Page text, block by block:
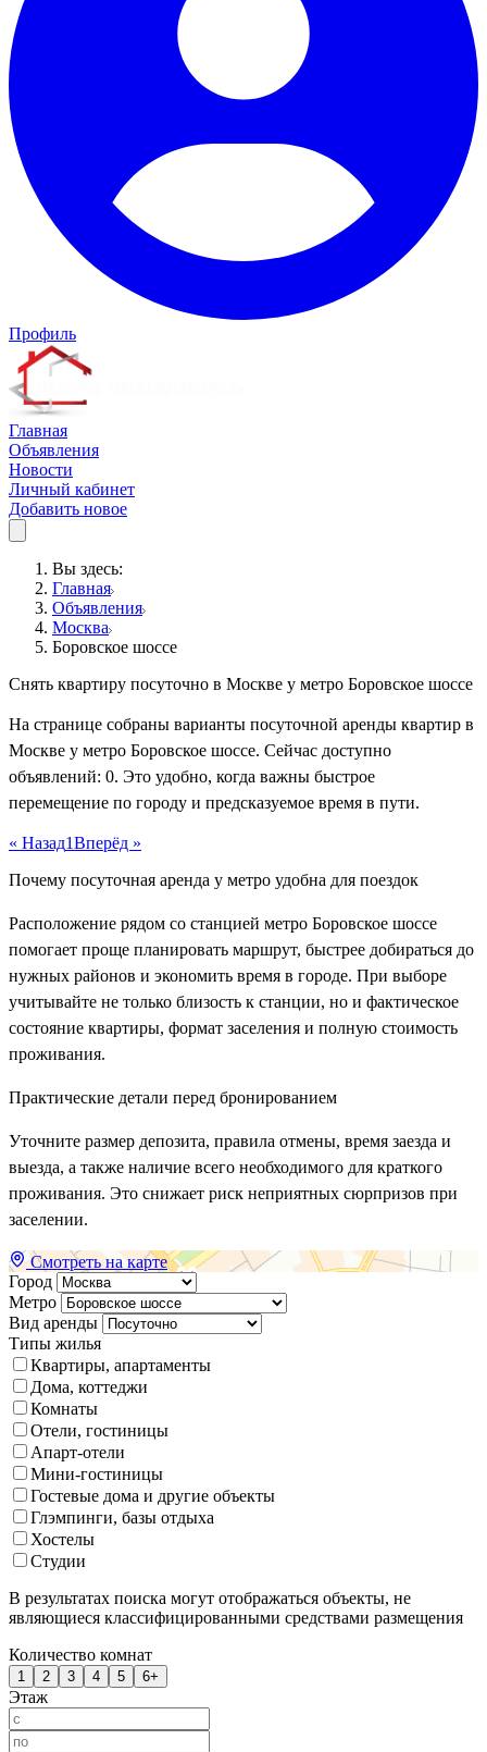
Профиль
Главная
Объявления
Новости
Личный кабинет
Добавить новое
Вы здесь:
Главная
Объявления
Москва
Боровское шоссе
Снять квартиру посуточно в Москве у метро Боровское шоссе
На странице собраны варианты посуточной аренды квартир в
Москве у метро Боровское шоссе. Сейчас доступно
объявлений: 0. Это удобно, когда важны быстрое
перемещение по городу и предсказуемое время в пути.
« Назад1Вперёд »
Почему посуточная аренда у метро удобна для поездок
Расположение рядом со станцией метро Боровское шоссе
помогает проще планировать маршрут, быстрее добираться до
нужных районов и экономить время в городе. При выборе
учитывайте не только близость к станции, но и фактическое
состояние квартиры, формат заселения и полную стоимость
проживания.
Практические детали перед бронированием
Уточните размер депозита, правила отмены, время заезда и
выезда, а также наличие всего необходимого для краткого
проживания. Это снижает риск неприятных сюрпризов при
заселении.
Смотреть на карте
Город
Метро
Вид аренды
Типы жилья
Квартиры, апартаменты
Дома, коттеджи
Комнаты
Отели, гостиницы
Апарт-отели
Мини-гостиницы
Гостевые дома и другие объекты
Глэмпинги, базы отдыха
Хостелы
Студии
В результатах поиска могут отображаться объекты, не
являющиеся классифицированными средствами размещения
Количество комнат
1 2 3 4 5 6+
Этаж